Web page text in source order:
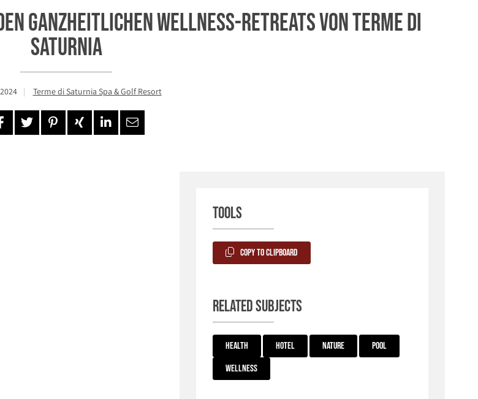
ganzheitlichen Wellness-Retreats von Terme di
Saturnia
Terme di Saturnia Spa & Golf Resort
Tools
Copy to Clipboard
Related subjects
Health Hotel Nature
Pool
Wellness